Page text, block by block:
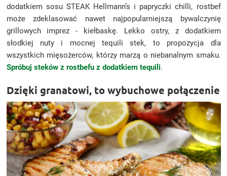
dodatkiem sosu STEAK Hellmann’s i papryczki chilli, rostbef
może zdeklasować nawet najpopularniejszą bywalczynię
grillowych imprez - kiełbaskę. Lekko ostry, z dodatkiem
słodkiej nuty i mocnej tequili stek, to propozycja dla
wszystkich mięsożerców, którzy marzą o niebanalnym smaku.
Spróbuj steków z rostbefu z dodatkiem tequili.
Dzięki granatowi, to wybuchowe połączenie